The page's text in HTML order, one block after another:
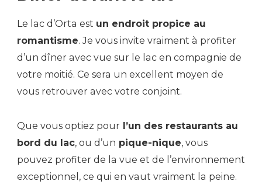
Le lac d’Orta est un endroit propice au
romantisme. Je vous invite vraiment à profiter
d’un dîner avec vue sur le lac en compagnie de
votre moitié. Ce sera un excellent moyen de
vous retrouver avec votre conjoint.
Que vous optiez pour l’un des restaurants au
bord du lac, ou d’un pique-nique, vous
pouvez profiter de la vue et de l’environnement
exceptionnel, ce qui en vaut vraiment la peine.